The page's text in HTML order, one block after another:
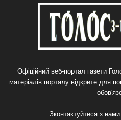
Офіційний веб-портал газети
матеріалів порталу відкрите для
Зконтактуйтеся з нами: